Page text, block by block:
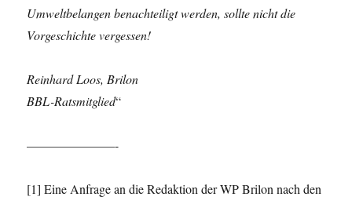
Umweltbelangen benachteiligt werden, sollte nicht die
Vorgeschichte vergessen!
Reinhard Loos, Brilon
BBL-Ratsmitglied“
———————-
[1] Eine Anfrage an die Redaktion der WP Brilon nach den